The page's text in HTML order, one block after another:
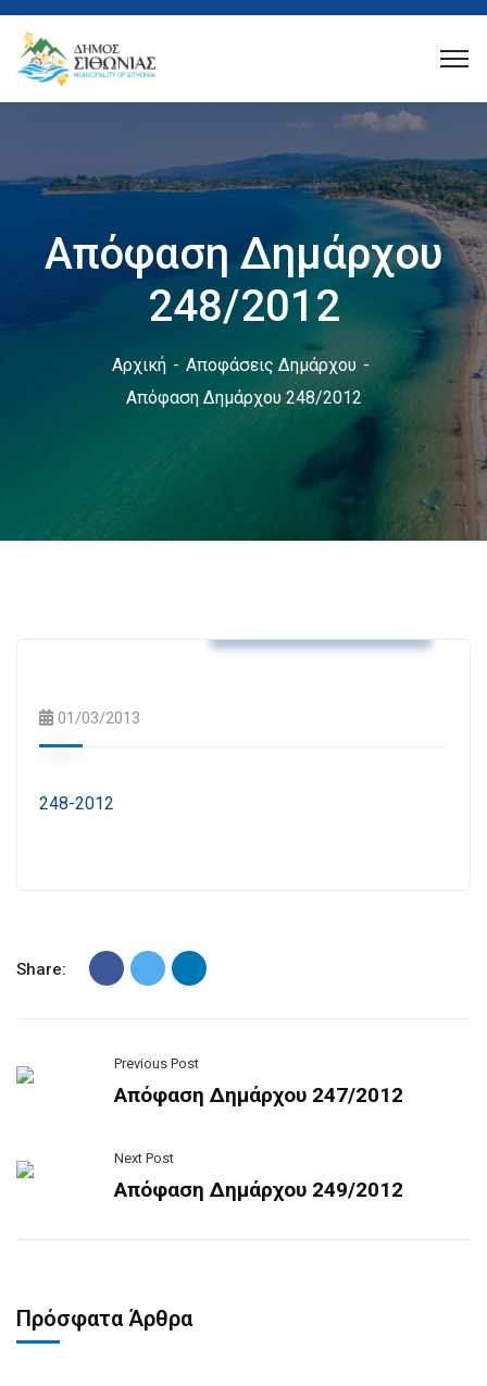
Απόφαση Δημάρχου
248/2012
Αρχική
Αποφάσεις Δημάρχου
Απόφαση Δημάρχου 248/2012
01/03/2013
248-2012
Share:
Previous Post
Απόφαση Δημάρχου 247/2012
Next Post
Απόφαση Δημάρχου 249/2012
Πρόσφατα Άρθρα